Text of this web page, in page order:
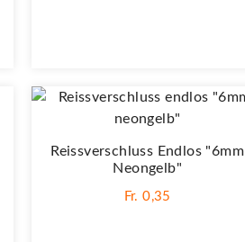
Reissverschluss Endlos "6mm
Neongelb"
Fr. 0,35